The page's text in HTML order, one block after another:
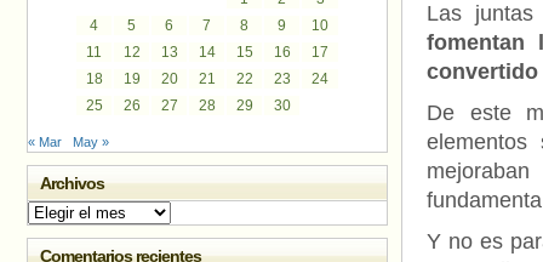
Las
fomentan
convertido
De este
Y no es
4
5 6 7 8 9
10
11
12 13 14 15 16
17
18
19 20 21 22 23
24
25
26 27 28 29 30
« Mar May »
Archivos
Archivos
Comentarios recientes